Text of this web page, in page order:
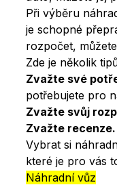
Při výběru
je schopné
rozpočet,
Zde je několik
Zvažte své
potřebujete pro
Zvažte svůj
Zvažte recenze.
Vybrat si
které je pro vás
Náhradní vůz